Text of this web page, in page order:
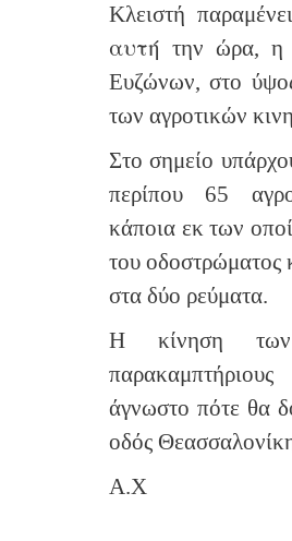
Κλειστή
αυτή την ώρα, η
Ευζώνων, στο
των αγροτικών
Στο σημείο
περίπου 65
κάποια εκ των
του οδοστρώματος
στα δύο ρεύματα.
Η κίνηση των
άγνωστο πότε θα
οδός
Α.Χ